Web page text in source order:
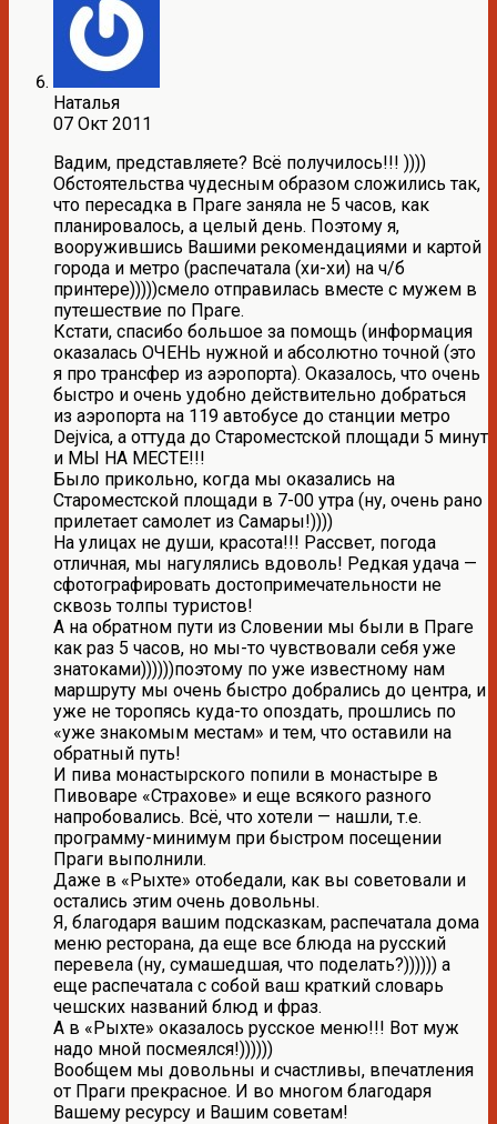
Наталья
07 Окт 2011
Вадим, представляете? Всё получилось!!! ))))
Обстоятельства чудесным образом сложились так,
что пересадка в Праге заняла не 5 часов, как
планировалось, а целый день. Поэтому я,
вооружившись Вашими рекомендациями и картой
города и метро (распечатала (хи-хи) на ч/б
принтере)))))смело отправилась вместе с мужем в
путешествие по Праге.
Кстати, спасибо большое за помощь (информация
оказалась ОЧЕНЬ нужной и абсолютно точной (это
я про трансфер из аэропорта). Оказалось, что очень
быстро и очень удобно действительно добраться
из аэропорта на 119 автобусе до станции метро
Dejvica, а оттуда до Староместской площади 5 минут
и МЫ НА МЕСТЕ!!!
Было прикольно, когда мы оказались на
Староместской площади в 7-00 утра (ну, очень рано
прилетает самолет из Самары!))))
На улицах не души, красота!!! Рассвет, погода
отличная, мы нагулялись вдоволь! Редкая удача —
сфотографировать достопримечательности не
сквозь толпы туристов!
А на обратном пути из Словении мы были в Праге
как раз 5 часов, но мы-то чувствовали себя уже
знатоками))))))поэтому по уже известному нам
маршруту мы очень быстро добрались до центра, и
уже не торопясь куда-то опоздать, прошлись по
«уже знакомым местам» и тем, что оставили на
обратный путь!
И пива монастырского попили в монастыре в
Пивоваре «Страхове» и еще всякого разного
напробовались. Всё, что хотели — нашли, т.е.
программу-минимум при быстром посещении
Праги выполнили.
Даже в «Рыхте» отобедали, как вы советовали и
остались этим очень довольны.
Я, благодаря вашим подсказкам, распечатала дома
меню ресторана, да еще все блюда на русский
перевела (ну, сумашедшая, что поделать?)))))) а
еще распечатала с собой ваш краткий словарь
чешских названий блюд и фраз.
А в «Рыхте» оказалось русское меню!!! Вот муж
надо мной посмеялся!))))))
Вообщем мы довольны и счастливы, впечатления
от Праги прекрасное. И во многом благодаря
Вашему ресурсу и Вашим советам!